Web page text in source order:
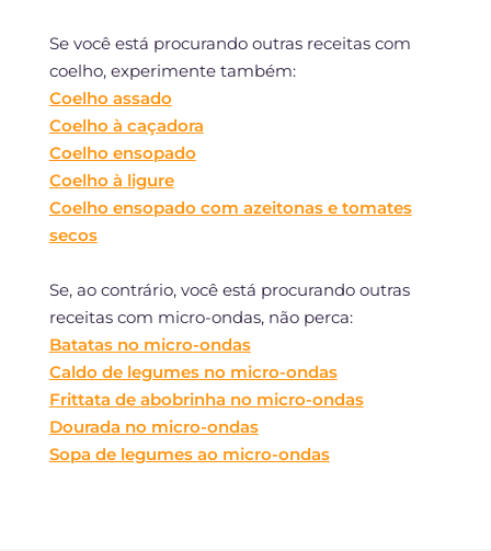
Se você está procurando outras receitas com
coelho, experimente também:
Coelho assado
Coelho à caçadora
Coelho ensopado
Coelho à ligure
Coelho ensopado com azeitonas e tomates
secos
Se, ao contrário, você está procurando outras
receitas com micro-ondas, não perca:
Batatas no micro-ondas
Caldo de legumes no micro-ondas
Frittata de abobrinha no micro-ondas
Dourada no micro-ondas
Sopa de legumes ao micro-ondas